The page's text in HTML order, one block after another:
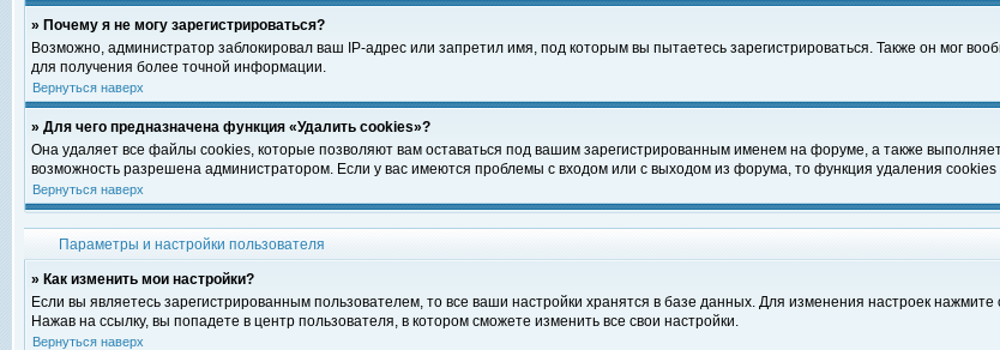
» Почему я не могу зарегистрироваться?
Возможно, администратор заблокировал ваш IP-адрес или запретил имя, под которым вы пытаетесь зарегистрироваться. Также он мог
для получения более точной информации.
Вернуться наверх
» Для чего предназначена функция «Удалить cookies»?
Она удаляет все файлы cookies, которые позволяют вам оставаться под вашим зарегистрированным именем на форуме, а также
возможность разрешена администратором. Если у вас имеются проблемы с входом или с выходом из форума, то функция удаления
Вернуться наверх
Параметры и настройки пользователя
» Как изменить мои настройки?
Если вы являетесь зарегистрированным пользователем, то все ваши настройки хранятся в базе данных. Для изменения настроек
Нажав на ссылку, вы попадете в центр пользователя, в котором сможете изменить все свои настройки.
Вернуться наверх